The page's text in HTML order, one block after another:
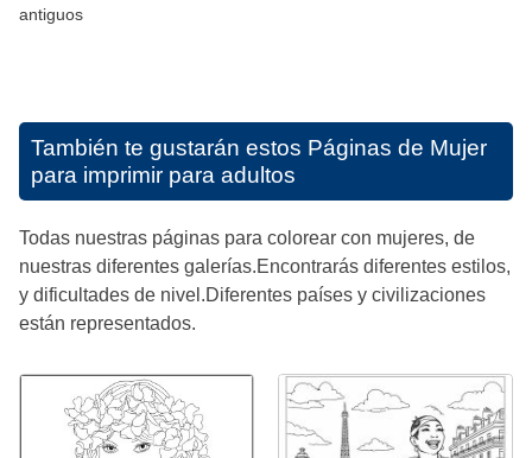
antiguos
También te gustarán estos Páginas de Mujer
para imprimir para adultos
Todas nuestras páginas para colorear con mujeres, de
nuestras diferentes galerías.Encontrarás diferentes estilos,
y dificultades de nivel.Diferentes países y civilizaciones
están representados.